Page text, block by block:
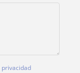
privacidad